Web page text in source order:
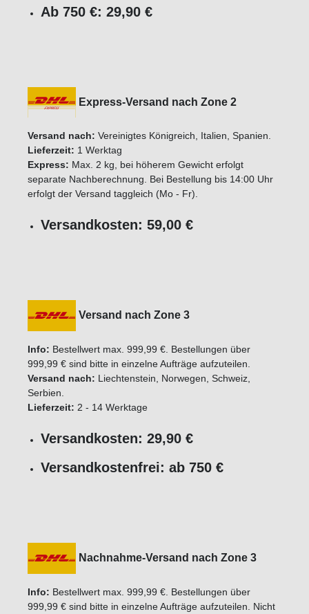
Ab 750 €: 29,90 €
Express-Versand nach Zone 2
Versand nach: Vereinigtes Königreich, Italien, Spanien.
Lieferzeit: 1 Werktag
Express: Max. 2 kg, bei höherem Gewicht erfolgt
separate Nachberechnung. Bei Bestellung bis 14:00 Uhr
erfolgt der Versand taggleich (Mo - Fr).
Versandkosten: 59,00 €
Versand nach Zone 3
Info: Bestellwert max. 999,99 €. Bestellungen über
999,99 € sind bitte in einzelne Aufträge aufzuteilen.
Versand nach: Liechtenstein, Norwegen, Schweiz,
Serbien.
Lieferzeit: 2 - 14 Werktage
Versandkosten: 29,90 €
Versandkostenfrei: ab 750 €
Nachnahme-Versand nach Zone 3
Info: Bestellwert max. 999,99 €. Bestellungen über
999,99 € sind bitte in einzelne Aufträge aufzuteilen. Nicht